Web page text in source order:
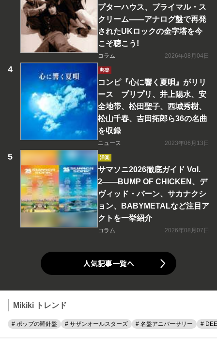
プターハウス、プライマル・ス
クリーム――アナログ盤で再発
されたUKロックの金字塔を今
こそ聴こう!
コラム 2026年08月04日
邦楽
コンピ『心に響く夏唄』がリリ
ース プリプリ、井上陽水、安
全地帯、松田聖子、西城秀樹、
松山千春、吉田拓郎ら36の名曲
を収録
ニュース 2023年06月13日
洋楽
サマソニ2026徹底ガイド Vol.
2――BUMP OF CHICKEN、デ
ヴィッド・バーン、サカナクシ
ョン、BABYMETALなど注目ア
クトを一挙紹介
コラム 2026年08月07日
人気記事一覧へ
Mikiki トレンド
# ポップの羅針盤 # サザンオールスターズ # 名盤アニバーサリー #